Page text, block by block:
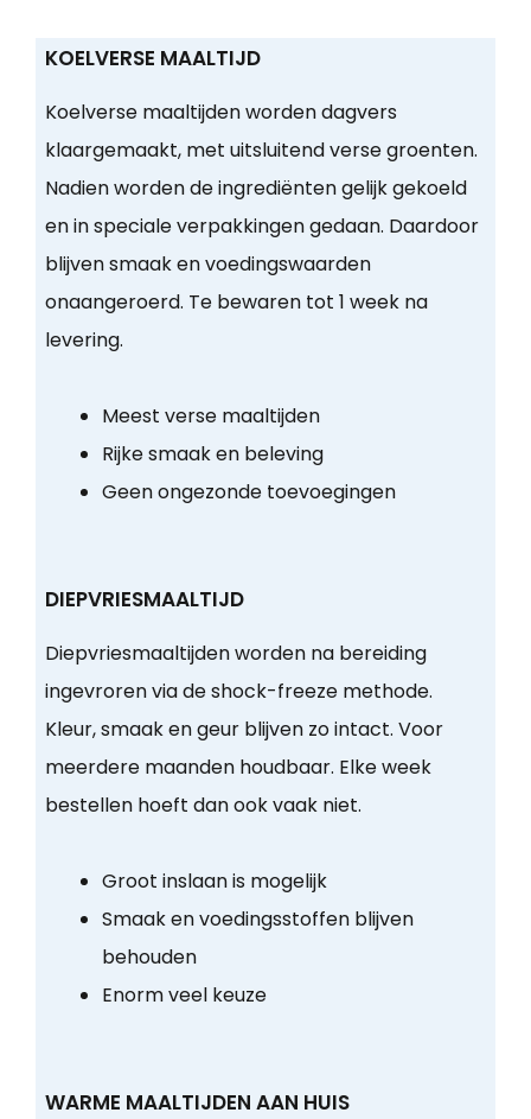
KOELVERSE MAALTIJD
Koelverse maaltijden worden dagvers
klaargemaakt, met uitsluitend verse groenten.
Nadien worden de ingrediënten gelijk gekoeld
en in speciale verpakkingen gedaan. Daardoor
blijven smaak en voedingswaarden
onaangeroerd. Te bewaren tot 1 week na
levering.
Meest verse maaltijden
Rijke smaak en beleving
Geen ongezonde toevoegingen
DIEPVRIESMAALTIJD
Diepvriesmaaltijden worden na bereiding
ingevroren via de shock-freeze methode.
Kleur, smaak en geur blijven zo intact. Voor
meerdere maanden houdbaar. Elke week
bestellen hoeft dan ook vaak niet.
Groot inslaan is mogelijk
Smaak en voedingsstoffen blijven
behouden
Enorm veel keuze
WARME MAALTIJDEN AAN HUIS